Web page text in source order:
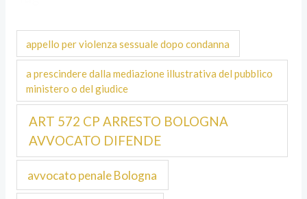
appello per violenza sessuale dopo condanna
a prescindere dalla mediazione illustrativa del pubblico
ministero o del giudice
ART 572 CP ARRESTO BOLOGNA
AVVOCATO DIFENDE
avvocato penale Bologna